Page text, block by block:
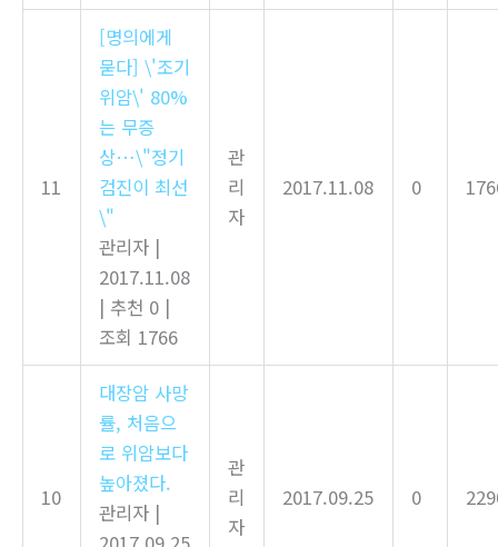
11
[명의에게
묻다] \'조기
위암\' 80%
는 무증
상…\"정기
검진이 최선
\"
관리자 |
2017.11.08
| 추천 0 |
조회 1766
관
리
자
2017.11.08 0
10
대장암 사망
률, 처음으
로 위암보다
높아졌다.
관리자 |
관
리
자
2017.09.25 0